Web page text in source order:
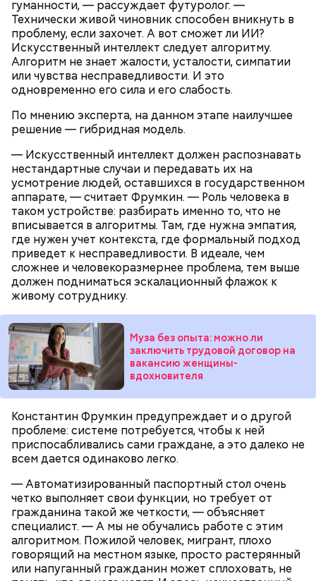
гуманности, — рассуждает футуролог. —
Технически живой чиновник способен вникнуть в
проблему, если захочет. А вот сможет ли ИИ?
Искусственный интеллект следует алгоритму.
Алгоритм не знает жалости, усталости, симпатии
или чувства несправедливости. И это
одновременно его сила и его слабость.
По мнению эксперта, на данном этапе наилучшее
решение — гибридная модель.
— Искусственный интеллект должен распознавать
нестандартные случаи и передавать их на
усмотрение людей, оставшихся в государственном
аппарате, — считает Фрумкин. — Роль человека в
таком устройстве: разбирать именно то, что не
вписывается в алгоритмы. Там, где нужна эмпатия,
где нужен учет контекста, где формальный подход
приведет к несправедливости. В идеале, чем
сложнее и человекоразмернее проблема, тем выше
должен подниматься эскалационный флажок к
живому сотруднику.
Муза без опыта: можно ли
заключить трудовой договор на
вакансию женщины-
вдохновителя
Константин Фрумкин предупреждает и о другой
проблеме: системе потребуется, чтобы к ней
приспосабливались сами граждане, а это далеко не
всем дается одинаково легко.
— Автоматизированный паспортный стол очень
четко выполняет свои функции, но требует от
гражданина такой же четкости, — объясняет
специалист. — А мы не обучались работе с этим
алгоритмом. Пожилой человек, мигрант, плохо
говорящий на местном языке, просто растерянный
или напуганный гражданин может сплоховать, не